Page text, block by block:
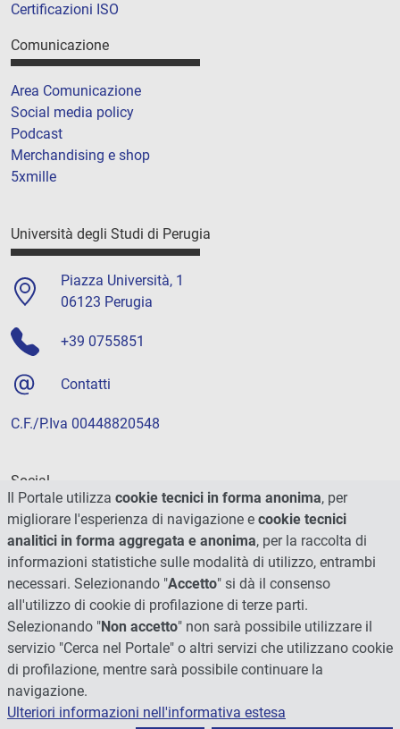
Certificazioni ISO
Comunicazione
Area Comunicazione
Social media policy
Podcast
Merchandising e shop
5xmille
Università degli Studi di Perugia
Piazza Università, 1
06123 Perugia
+39 0755851
Contatti
C.F./P.Iva 00448820548
Social
Il Portale utilizza cookie tecnici in forma anonima, per
migliorare l'esperienza di navigazione e cookie tecnici
analitici in forma aggregata e anonima, per la raccolta di
informazioni statistiche sulle modalità di utilizzo, entrambi
necessari. Selezionando "Accetto" si dà il consenso
all'utilizzo di cookie di profilazione di terze parti.
Selezionando "Non accetto" non sarà possibile utilizzare il
servizio "Cerca nel Portale" o altri servizi che utilizzano cookie
di profilazione, mentre sarà possibile continuare la
navigazione.
Ulteriori informazioni nell'informativa estesa